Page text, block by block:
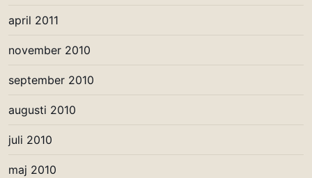
april 2011
november 2010
september 2010
augusti 2010
juli 2010
maj 2010